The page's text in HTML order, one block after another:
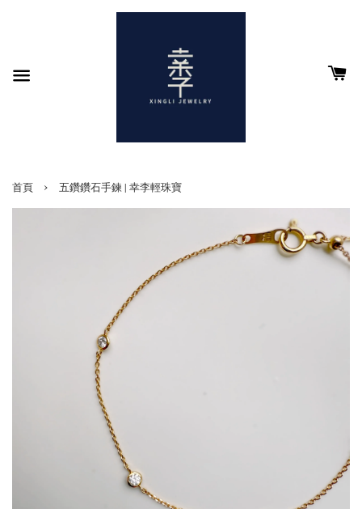
首頁 › 五鑽鑽石手鍊 | 幸李輕珠寶